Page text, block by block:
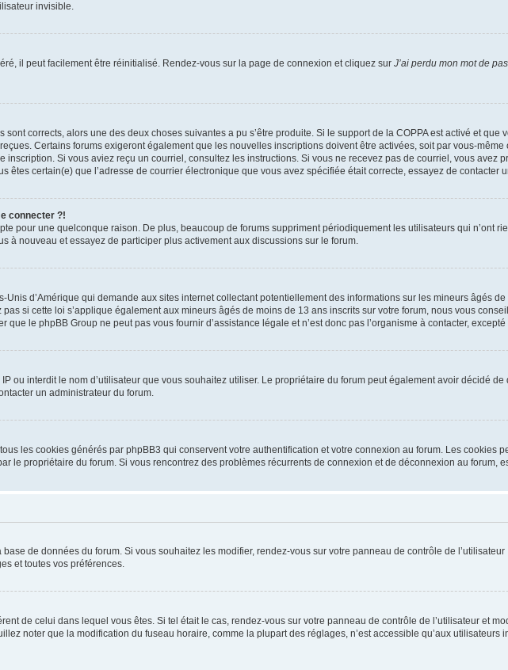
invisible.
il peut facilement être réinitialisé. Rendez-vous sur la page de connexion et cliquez sur J’ai perdu mon mot de
sont corrects, alors une des deux choses suivantes a pu s’être produite. Si le support de la COPPA est activé et
Certains forums exigeront également que les nouvelles inscriptions doivent être activées, soit par vous-
Si vous aviez reçu un courriel, consultez les instructions. Si vous ne recevez pas de courriel, vous avez
êtes certain(e) que l’adresse de courrier électronique que vous avez spécifiée était correcte, essayez de contacter
connecter ?!
pour une quelconque raison. De plus, beaucoup de forums suppriment périodiquement les utilisateurs qui n’ont
à nouveau et essayez de participer plus activement aux discussions sur le forum.
Unis d’Amérique qui demande aux sites internet collectant potentiellement des informations sur les mineurs âgés
si cette loi s’applique également aux mineurs âgés de moins de 13 ans inscrits sur votre forum, nous vous
le phpBB Group ne peut pas vous fournir d’assistance légale et n’est donc pas l’organisme à contacter,
ou interdit le nom d’utilisateur que vous souhaitez utiliser. Le propriétaire du forum peut également avoir décidé
un administrateur du forum.
les cookies générés par phpBB3 qui conservent votre authentification et votre connexion au forum. Les cookies
le propriétaire du forum. Si vous rencontrez des problèmes récurrents de connexion et de déconnexion au forum,
de données du forum. Si vous souhaitez les modifier, rendez-vous sur votre panneau de contrôle de
et toutes vos préférences.
de celui dans lequel vous êtes. Si tel était le cas, rendez-vous sur votre panneau de contrôle de l’utilisateur et
noter que la modification du fuseau horaire, comme la plupart des réglages, n’est accessible qu’aux utilisateurs